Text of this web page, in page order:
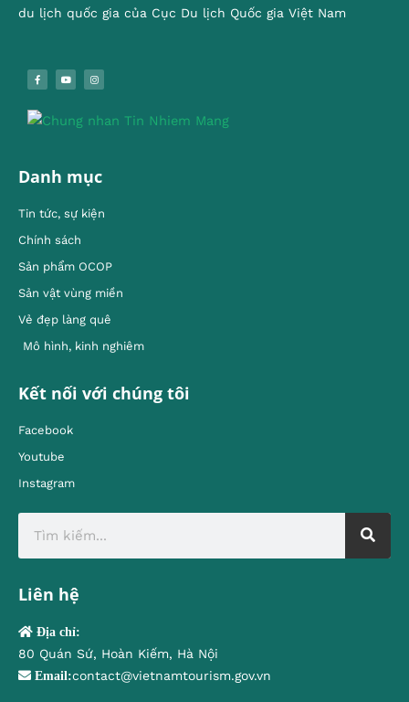
du lịch quốc gia của Cục Du lịch Quốc gia Việt Nam
Danh mục
Tin tức, sự kiện
Chính sách
Sản phẩm OCOP
Sản vật vùng miền
Vẻ đẹp làng quê
Mô hình, kinh nghiêm
Kết nối với chúng tôi
Facebook
Youtube
Instagram
Liên hệ
Địa chỉ:
80 Quán Sứ, Hoàn Kiếm, Hà Nội
Email:contact@vietnamtourism.gov.vn